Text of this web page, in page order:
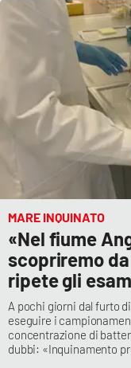
MARE INQUINATO
«Nel fiume
scopriremo
ripete gli
A pochi giorni dal furto
eseguire i
concentrazione di
dubbi: «Inquinamento